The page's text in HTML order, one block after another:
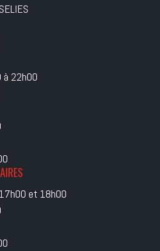
à 22h00
et 18h00